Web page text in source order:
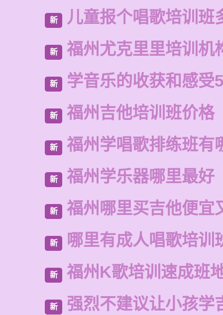
新 儿童报个唱歌培训班
新 福州尤克里里培训机
新 学音乐的收获和感受
新 福州吉他培训班价格
新 福州学唱歌排练班有
新 福州学乐器哪里最好
新 福州哪里买吉他便宜
新 哪里有成人唱歌培训
新 福州K歌培训速成班
新 强烈不建议让小孩学